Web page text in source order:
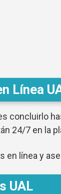
Línea
concluirlo
24/7 en la
en línea y
UAL